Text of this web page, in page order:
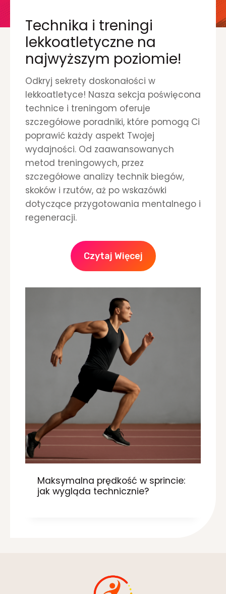
R
C
Z
Y
A
O
P
I
S
W
Y
D
A
Z
E
A
I
N
R
M
A
C
Technika i treningi
lekkoatletyczne na
najwyższym poziomie!
Odkryj sekrety doskonałości w
lekkoatletyce! Nasza sekcja poświęcona
technice i treningom oferuje
szczegółowe poradniki, które pomogą Ci
poprawić każdy aspekt Twojej
wydajności. Od zaawansowanych
metod treningowych, przez
szczegółowe analizy technik biegów,
skoków i rzutów, aż po wskazówki
dotyczące przygotowania mentalnego i
regeneracji.
Czytaj Więcej
Maksymalna prędkość w sprincie:
jak wygląda technicznie?